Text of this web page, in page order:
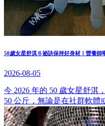
50歲女星舒淇６祕訣保持好身材！營養師
2026-08-05
今 2026 年的 50 歲女星舒淇
50 公斤，無論是在社群軟